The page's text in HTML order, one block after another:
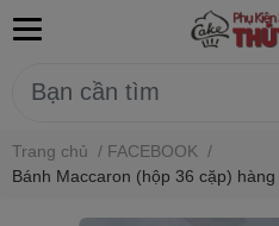
Trang chủ / FACEBOOK /
Bánh Maccaron (hộp 36 cặp) hàng